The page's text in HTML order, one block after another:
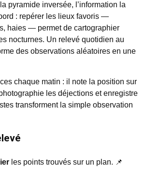
pyramide inversée, l’information la
: repérer les lieux favoris —
haies — permet de cartographier
nocturnes. Un relevé quotidien au
des observations aléatoires en une
chaque matin : il note la position sur
les déjections et enregistre
transforment la simple observation
les points trouvés sur un plan. 📌